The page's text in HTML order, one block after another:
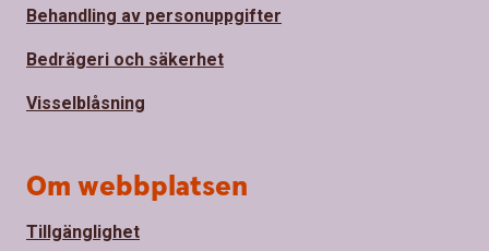
Behandling av personuppgifter
Bedrägeri och säkerhet
Visselblåsning
Om webbplatsen
Tillgänglighet